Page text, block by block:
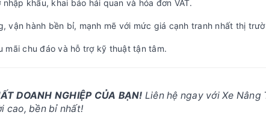
khẩu, khai báo hải quan và hóa đơn VAT.
vận hành bền bỉ, mạnh mẽ với mức giá cạnh tranh nhất thị
mãi chu đáo và hỗ trợ kỹ thuật tận tâm.
DOANH NGHIỆP CỦA BẠN! Liên hệ ngay với Xe
cao, bền bỉ nhất!